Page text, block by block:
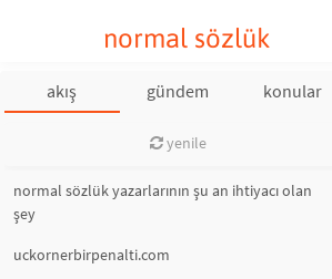
normal sözlük
akış gündem konular
yenile
normal sözlük yazarlarının şu an ihtiyacı olan
şey
uckornerbirpenalti.com